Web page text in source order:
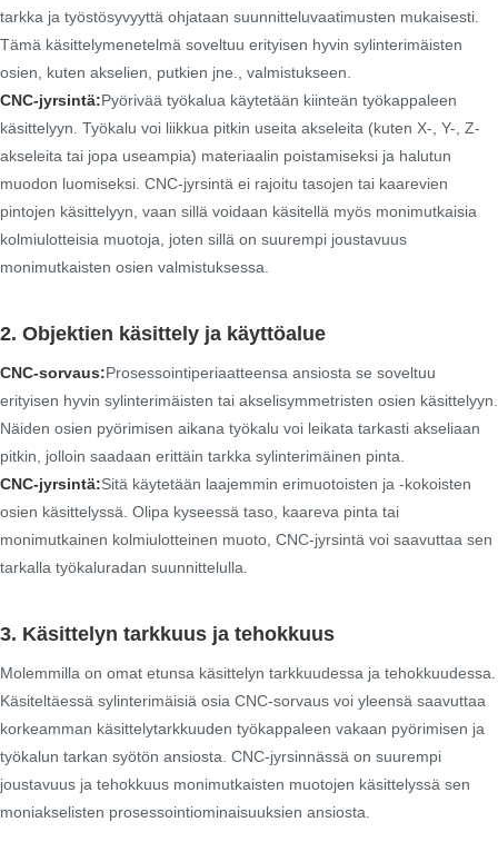
tarkka ja työstösyvyyttä ohjataan suunnitteluvaatimusten mukaisesti.
Tämä käsittelymenetelmä soveltuu erityisen hyvin sylinterimäisten
osien, kuten akselien, putkien jne., valmistukseen.
CNC-jyrsintä:Pyörivää työkalua käytetään kiinteän työkappaleen
käsittelyyn. Työkalu voi liikkua pitkin useita akseleita (kuten X-, Y-, Z-
akseleita tai jopa useampia) materiaalin poistamiseksi ja halutun
muodon luomiseksi. CNC-jyrsintä ei rajoitu tasojen tai kaarevien
pintojen käsittelyyn, vaan sillä voidaan käsitellä myös monimutkaisia ​​
kolmiulotteisia muotoja, joten sillä on suurempi joustavuus
monimutkaisten osien valmistuksessa.
2. Objektien käsittely ja käyttöalue
CNC-sorvaus:Prosessointiperiaatteensa ansiosta se soveltuu
erityisen hyvin sylinterimäisten tai akselisymmetristen osien käsittelyyn.
Näiden osien pyörimisen aikana työkalu voi leikata tarkasti akseliaan
pitkin, jolloin saadaan erittäin tarkka sylinterimäinen pinta.
CNC-jyrsintä:Sitä käytetään laajemmin erimuotoisten ja -kokoisten
osien käsittelyssä. Olipa kyseessä taso, kaareva pinta tai
monimutkainen kolmiulotteinen muoto, CNC-jyrsintä voi saavuttaa sen
tarkalla työkaluradan suunnittelulla.
3. Käsittelyn tarkkuus ja tehokkuus
Molemmilla on omat etunsa käsittelyn tarkkuudessa ja tehokkuudessa.
Käsiteltäessä sylinterimäisiä osia CNC-sorvaus voi yleensä saavuttaa
korkeamman käsittelytarkkuuden työkappaleen vakaan pyörimisen ja
työkalun tarkan syötön ansiosta. CNC-jyrsinnässä on suurempi
joustavuus ja tehokkuus monimutkaisten muotojen käsittelyssä sen
moniakselisten prosessointiominaisuuksien ansiosta.